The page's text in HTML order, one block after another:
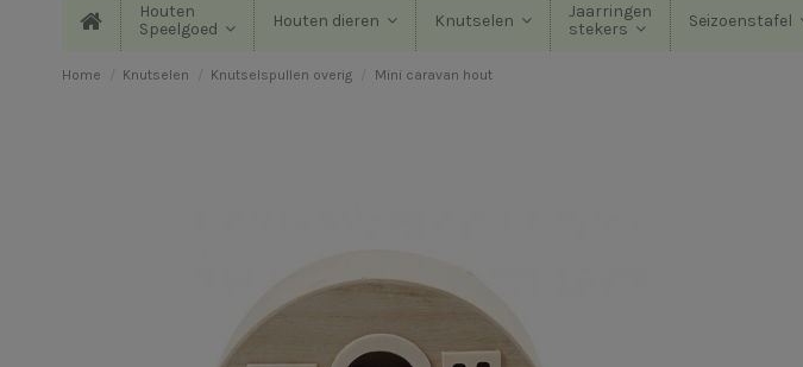
Houten
Speelgoed
Houten dieren Knutselen
Jaarringen
stekers
Seizoenstafel
Home Knutselen Knutselspullen overig Mini caravan hout